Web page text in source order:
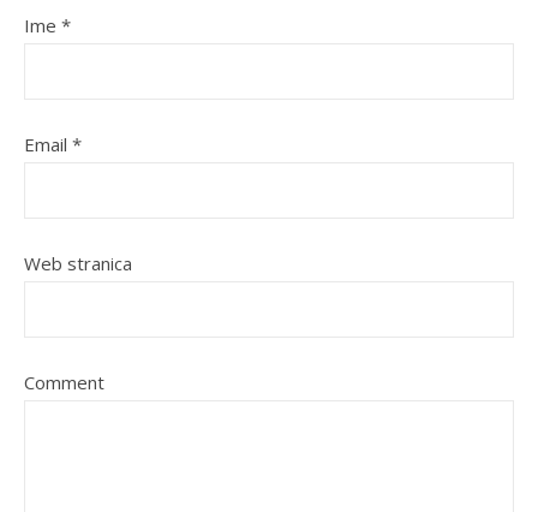
Ime *
Email *
Web stranica
Comment